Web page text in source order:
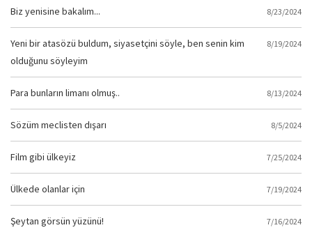
Biz yenisine bakalım... 8/23/2024
Yeni bir atasözü buldum, siyasetçini söyle, ben senin kim
olduğunu söyleyim
8/19/2024
Para bunların limanı olmuş.. 8/13/2024
Sözüm meclisten dışarı 8/5/2024
Film gibi ülkeyiz 7/25/2024
Ülkede olanlar için 7/19/2024
Şeytan görsün yüzünü! 7/16/2024